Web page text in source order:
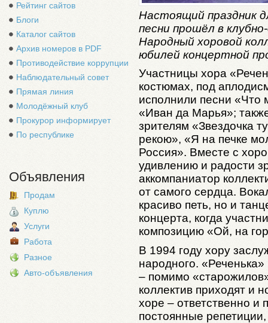
Рейтинг сайтов
Блоги
Каталог сайтов
Архив номеров в PDF
Противодействие коррупции
Наблюдательный совет
Прямая линия
Молодёжный клуб
Прокурор информирует
По республике
Объявления
Продам
Куплю
Услуги
Работа
Разное
Авто-объявления
Настоящий праздник
песни прошёл в
Народный хоровой
юбилей концертной
Участницы хора
костюмах, под
исполнили песни «Что
«Иван да Марья»;
зрителям «Звездочка
рекою», «Я на печке
Россия». Вместе с
удивлению и радости
аккомпаниатор
от самого сердца.
красиво петь, но и
концерта, когда
композицию «Ой, на
В 1994 году хору
народного.
– помимо
коллектив приходят и
хоре – ответственно и
постоянные